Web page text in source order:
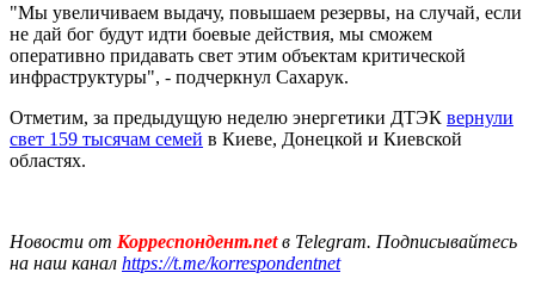
"Мы увеличиваем выдачу, повышаем резервы, на случай, если
не дай бог будут идти боевые действия, мы сможем
оперативно придавать свет этим объектам критической
инфраструктуры", - подчеркнул Сахарук.
Отметим, за предыдущую неделю энергетики ДТЭК вернули
свет 159 тысячам семей в Киеве, Донецкой и Киевской
областях.
Новости от Корреспондент.netв Telegram. Подписывайтесь
на наш канал https://t.me/korrespondentnet